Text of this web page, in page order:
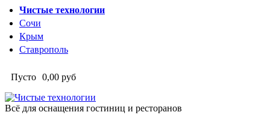
Перейти к основному содержанию
Чистые технологии
Сочи
Крым
Ставрополь
Пусто 0,00 руб
Всё для оснащения гостиниц и ресторанов